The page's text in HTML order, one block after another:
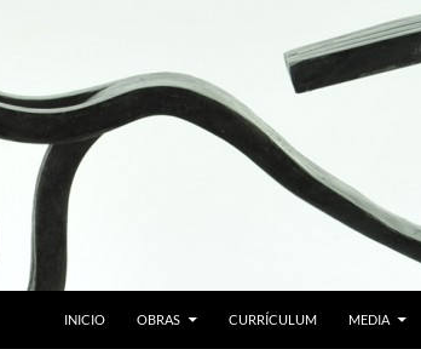
INICIO
OBRAS CURRÍCULUM MEDIA